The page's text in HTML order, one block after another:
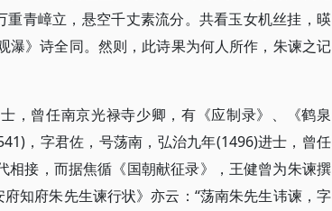
青嶂立，悬空千丈素流分。共看玉女机丝挂，暎
瀑》诗全同。然则，此诗果为何人所作，朱谏之记
，曾任南京光禄寺少卿，有《应制录》、《鹤泉
，字君佐，号荡南，弘治九年(1496)进士，曾任
接，而据焦循《国朝献征录》，王健曾为朱谏撰
知府朱先生谏行状》亦云：“荡南朱先生讳谏，字